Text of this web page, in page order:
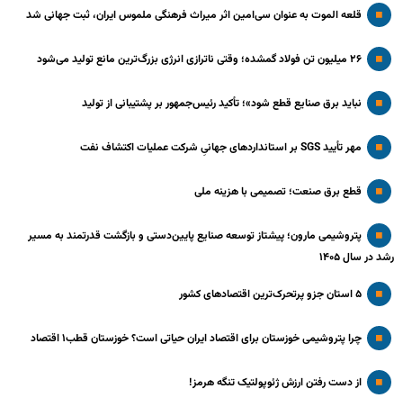
قلعه الموت به عنوان سی‌امین اثر میراث‌ فرهنگی ملموس ایران، ثبت جهانی شد
۲۶ میلیون تن فولاد گمشده؛ وقتی ناترازی انرژی بزرگ‌ترین مانع تولید می‌شود
نباید برق صنایع قطع شود»؛ تأکید رئیس‌جمهور بر پشتیبانی از تولید
مهر تأیید SGS بر استانداردهای جهانیِ شرکت عملیات اکتشاف نفت
قطع برق صنعت؛ تصمیمی با هزینه ملی
پتروشیمی مارون؛ پیشتاز توسعه صنایع پایین‌دستی و بازگشت قدرتمند به مسیر
رشد در سال ۱۴۰۵
۵ استان جزو پرتحرک‌ترین اقتصاد‌های کشور
چرا پتروشیمی خوزستان برای اقتصاد ایران حیاتی است؟ خوزستان قطب۱ اقتصاد
از دست رفتن ارزش ژئوپولتیک تنگه هرمز!